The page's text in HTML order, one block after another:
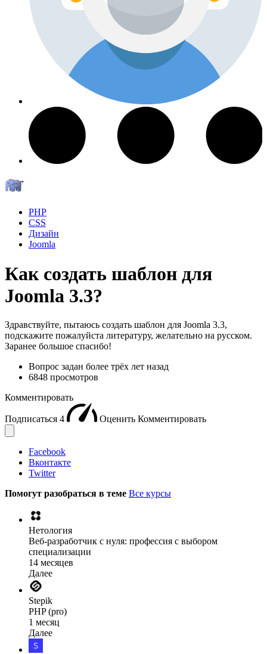
PHP
CSS
Дизайн
Joomla
Как создать шаблон для
Joomla 3.3?
Здравствуйте, пытаюсь создать шаблон для Joomla 3.3,
подскажите пожалуйста литературу, желательно на русском.
Заранее большое спасибо!
Вопрос задан более трёх лет назад
6848 просмотров
Комментировать
Подписаться 4 Оценить Комментировать
Facebook
Вконтакте
Twitter
Помогут разобраться в теме Все курсы
Нетология
Веб-разработчик с нуля: профессия с выбором
специализации
14 месяцев
Далее
Stepik
PHP (pro)
1 месяц
Далее